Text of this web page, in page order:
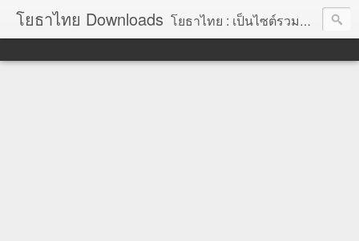
โยธาไทย Downloads โยธาไทย : เป็นไซต์รวมข้อมูลความรู้ สำหรับช่างโยธา นายช่างโยธา วิศวกรโยธา ตลอดจนความรู้สำหรับผู้ที่ปฏิบัติงานในองค์กรปกครองส่วนท้องถิ่น จัดทำโดย นายอภิสิทธิ์ มากสุวรรณ โยธา, โยธาไทย,ช่างโยธา, นายช่างโยธา,วิศวกร, วิศวกรรม, ราคากลาง,หลักเกณฑ์การคำนวณราคากลาง, ราคาวัสดุก่อสร้าง, ราคาพาณิชย์จังหวัด, ค่าขนส่ง, ค่าเสื่อม, ค่าอำนวยการ, ถอดแบบ, ไม้แบบ, วัสดุก่อสร้าง, ค่าแรง, ค่าแรงงาน, ค่าแรงงานคน, ไม้แบบ, การถอดวัสดุ